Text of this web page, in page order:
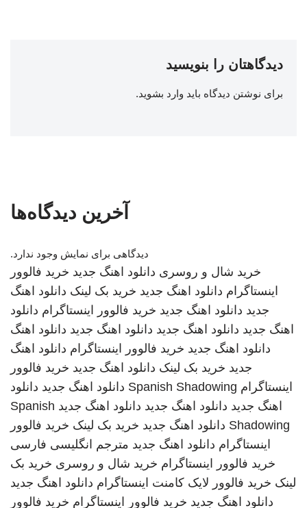
دیدگاهتان را بنویسید
برای نوشتن دیدگاه باید وارد بشوید.
آخرین دیدگاه‌ها
دیدگاهی برای نمایش وجود ندارد.
خرید شال و روسری دانلود اهنگ جدید خرید فالوور
اینستاگرام دانلود اهنگ جدید خرید بک لینک دانلود اهنگ
جدید دانلود اهنگ جدید خرید فالوور اینستاگرام دانلود
اهنگ جدید دانلود اهنگ جدید دانلود اهنگ جدید دانلود اهنگ
دانلود اهنگ جدید خرید فالوور اینستاگرام دانلود اهنگ
جدید خرید بک لینک دانلود اهنگ جدید خرید فالوور
اینستاگرام Spanish Shadowing دانلود اهنگ جدید دانلود
اهنگ جدید دانلود اهنگ جدید دانلود اهنگ جدید Spanish
Shadowing دانلود اهنگ جدید خرید بک لینک خرید فالوور
اینستاگرام دانلود اهنگ جدید مترجم انگلیسی فارسی
خرید فالوور اینستاگرام خرید شال و روسری خرید بک
لینک خرید فالوور لایک کامنت اینستاگرام دانلود اهنگ جدید
دانلود اهنگ جدید خرید فالوور اینستاگرام خرید فالوور